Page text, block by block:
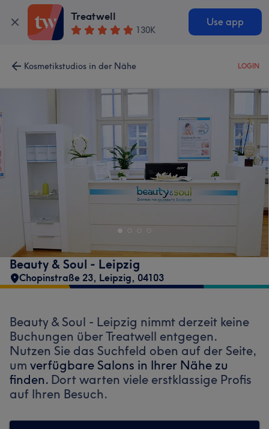
Treatwell
130K
Use app
Kosmetikstudios in der Nähe LOGIN
Beauty & Soul - Leipzig
Chopinstraße 23, Leipzig, 04103
Beauty & Soul - Leipzig nimmt derzeit keine
Buchungen über Treatwell entgegen.
Nutzen Sie das Suchfeld oben auf der Seite,
um verfügbare Salons in Ihrer Nähe zu
finden. Dort warten viele erstklassige Profis
auf Ihren Besuch.